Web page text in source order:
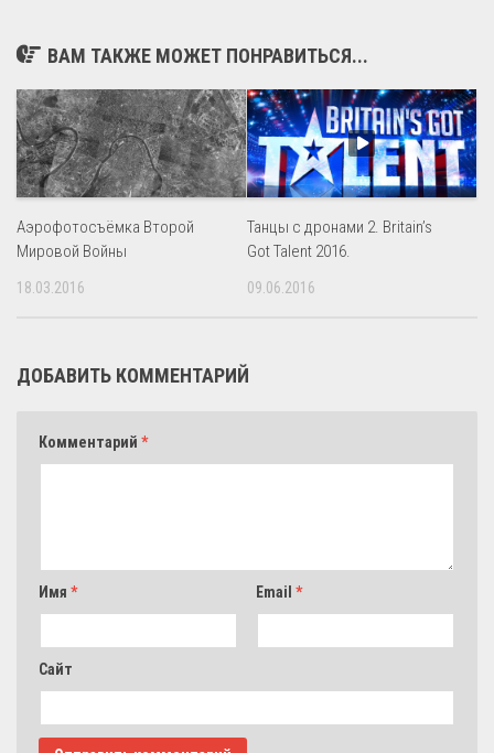
ВАМ ТАКЖЕ МОЖЕТ ПОНРАВИТЬСЯ...
Аэрофотосъёмка Второй
Мировой Войны
18.03.2016
Танцы с дронами 2. Britain’s
Got Talent 2016.
09.06.2016
ДОБАВИТЬ КОММЕНТАРИЙ
Комментарий *
Имя * Email *
Сайт